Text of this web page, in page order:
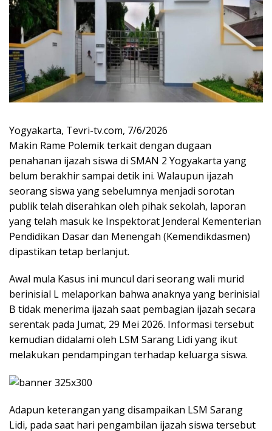
Yogyakarta, Tevri-tv.com, 7/6/2026
Makin Rame Polemik terkait dengan dugaan
penahanan ijazah siswa di SMAN 2 Yogyakarta yang
belum berakhir sampai detik ini. Walaupun ijazah
seorang siswa yang sebelumnya menjadi sorotan
publik telah diserahkan oleh pihak sekolah, laporan
yang telah masuk ke Inspektorat Jenderal Kementerian
Pendidikan Dasar dan Menengah (Kemendikdasmen)
dipastikan tetap berlanjut.
Awal mula Kasus ini muncul dari seorang wali murid
berinisial L melaporkan bahwa anaknya yang berinisial
B tidak menerima ijazah saat pembagian ijazah secara
serentak pada Jumat, 29 Mei 2026. Informasi tersebut
kemudian didalami oleh LSM Sarang Lidi yang ikut
melakukan pendampingan terhadap keluarga siswa.
Adapun keterangan yang disampaikan LSM Sarang
Lidi, pada saat hari pengambilan ijazah siswa tersebut